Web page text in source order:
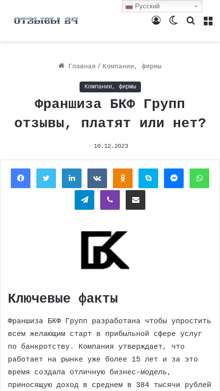
Поиск
Switch
Войти
Главная / Компании, фирмы
Компании, фирмы
Франшиза БКФ Групп
отзывы, платят или нет?
10.12.2023
FacebookTwitterLinkedInВконтактеОдноклассники
Skype Messenger
TelegramViber Поделиться через электронную почту
Ключевые факты
Франшиза БКФ Групп разработана чтобы упростить
всем желающим старт в прибыльной сфере услуг
по банкротству. Компания утверждает, что
работает на рынке уже более 15 лет и за это
время создала отличную бизнес-модель,
приносящую доход в среднем в 384 тысячи рублей
Русский